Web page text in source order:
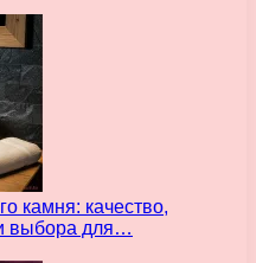
камня: качество,
выбора для…